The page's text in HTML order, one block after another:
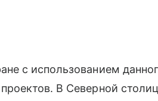
с использованием
проектов. В Северной